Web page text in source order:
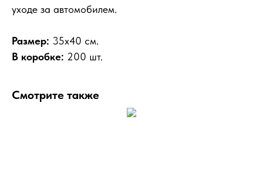
уходе за автомобилем.
Размер: 35х40 см.
В коробке: 200 шт.
Смотрите также